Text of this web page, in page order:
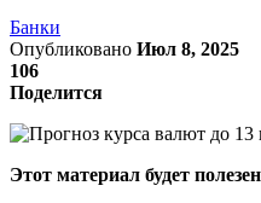
Банки
Опубликовано Июл 8, 2025
106
Поделится
Этот материал будет